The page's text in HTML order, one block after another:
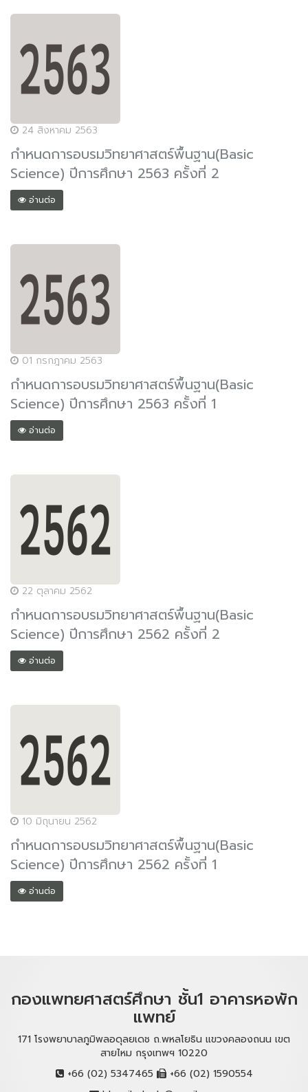
24 สิงหาคม 2563
กำหนดการอบรมวิทยาศาสตร์พื้นฐาน(Basic
Science) ปีการศึกษา 2563 ครั้งที่ 2
อ่านต่อ
01 กรกฎาคม 2563
กำหนดการอบรมวิทยาศาสตร์พื้นฐาน(Basic
Science) ปีการศึกษา 2563 ครั้งที่ 1
อ่านต่อ
22 ตุลาคม 2562
กำหนดการอบรมวิทยาศาสตร์พื้นฐาน(Basic
Science) ปีการศึกษา 2562 ครั้งที่ 2
อ่านต่อ
10 มิถุนายน 2562
กำหนดการอบรมวิทยาศาสตร์พื้นฐาน(Basic
Science) ปีการศึกษา 2562 ครั้งที่ 1
อ่านต่อ
กองแพทยศาสตร์ศึกษา ชั้น1 อาคารหอพัก
แพทย์
171 โรงพยาบาลภูมิพลอดุลยเดช ถ.พหลโยธิน แขวงคลองถนน เขต
สายไหม กรุงเทพฯ 10220
+66 (02) 5347465
+66 (02) 1590554